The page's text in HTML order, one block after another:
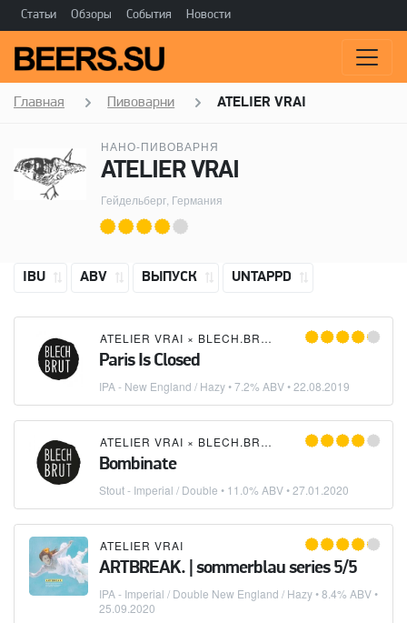
Статьи Обзоры События Новости
Главная Пивоварни ATELIER VRAI
НАНО-ПИВОВАРНЯ
ATELIER VRAI
Гейдельберг, Германия
IBU ABV ВЫПУСК UNTAPPD
ATELIER VRAI × BLECH.BRUT
Paris Is Closed
IPA - New England / Hazy• 7.2% ABV •22.08.2019
ATELIER VRAI × BLECH.BRUT
Bombinate
Stout - Imperial / Double • 11.0% ABV •27.01.2020
ATELIER VRAI
ARTBREAK. | sommerblau series 5/5
IPA - Imperial / Double New England / Hazy• 8.4% ABV •
25.09.2020